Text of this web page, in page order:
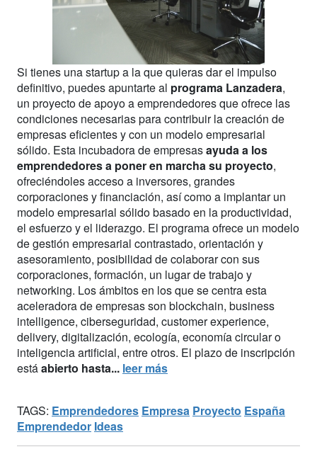
Si tienes una startup a la que quieras dar el impulso
definitivo, puedes apuntarte al programa Lanzadera,
un proyecto de apoyo a emprendedores que ofrece las
condiciones necesarias para contribuir la creación de
empresas eficientes y con un modelo em­presarial
sólido. Esta incubadora de empresasayuda a los
emprendedores a poner en marcha su proyecto,
ofreciéndoles acceso a inversores, grandes
corporaciones y financiación, así como a implantar un
modelo empresarial sólido basado en la productividad,
el esfuerzo y el liderazgo. El programa ofrece un modelo
de gestión empresarial contrastado, orientación y
asesoramiento, posibilidad de colaborar con sus
corporaciones, formación, un lugar de trabajo y
networking. Los ámbitos en los que se centra esta
aceleradora de empresas son blockchain, business
intelligence, ciberseguridad, customer experience,
delivery, digitalización, ecología, economía circular o
inteligencia artificial, entre otros. El plazo de inscripción
estáabierto hasta... leer más
TAGS: Emprendedores Empresa Proyecto España
Emprendedor Ideas